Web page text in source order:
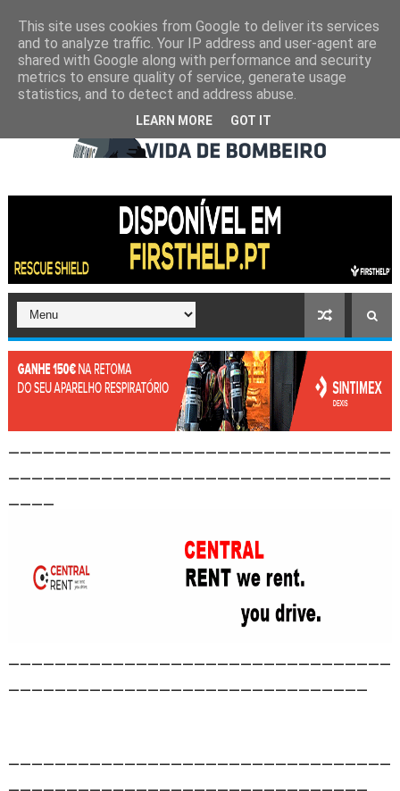
This site uses cookies from Google to deliver its services
and to analyze traffic. Your IP address and user-agent are
shared with Google along with performance and security
metrics to ensure quality of service, generate usage
statistics, and to detect and address abuse.
LEARN MORE GOT IT